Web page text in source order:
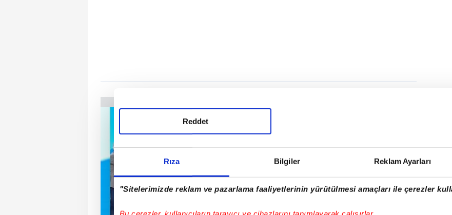
Rıza Bilgiler Reklam Ayarları
"Sitelerimizde reklam ve pazarlama faaliyetlerinin yürütülmesi amaçları ile çerezler
Reddet